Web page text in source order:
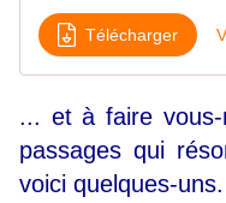
Télécharger
... et à faire vous-
passages qui
voici quelques-uns.